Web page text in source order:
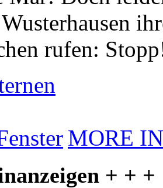
rufen:
MORE
+ + +